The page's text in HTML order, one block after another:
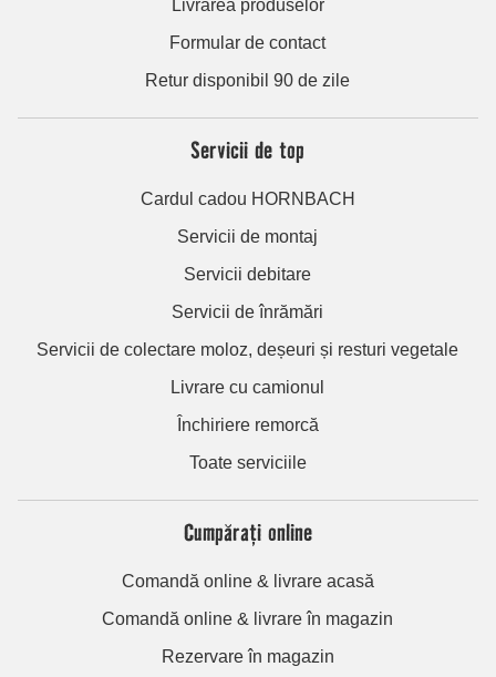
Livrarea produselor
Formular de contact
Retur disponibil 90 de zile
Servicii de top
Cardul cadou HORNBACH
Servicii de montaj
Servicii debitare
Servicii de înrămări
Servicii de colectare moloz, deșeuri și resturi vegetale
Livrare cu camionul
Închiriere remorcă
Toate serviciile
Cumpărați online
Comandă online & livrare acasă
Comandă online & livrare în magazin
Rezervare în magazin